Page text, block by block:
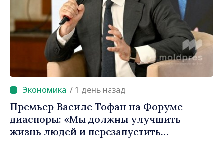
/ 1 день назад
Премьер Василе Тофан на Форуме
диаспоры: «Мы должны улучшить
жизнь людей и перезапустить